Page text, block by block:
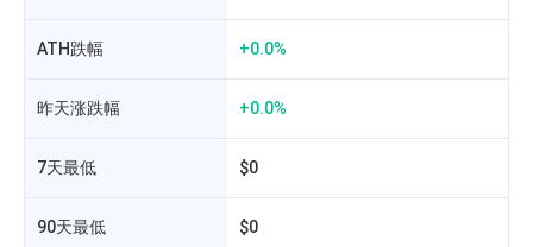
ATH跌幅 +0.0%
昨天涨跌幅 +0.0%
7天最低 $0
90天最低 $0